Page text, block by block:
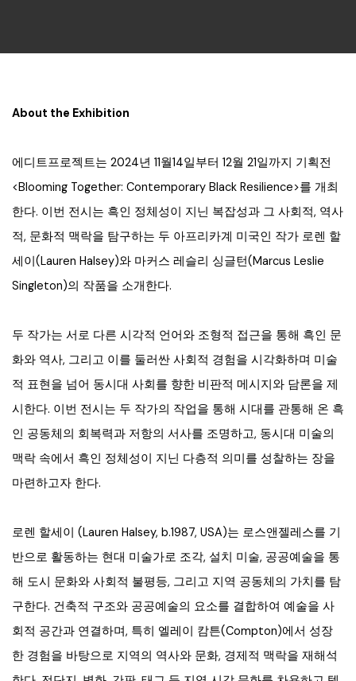
About the Exhibition
에디트프로젝트는 2024년 11월14일부터 12월 21일까지 기획전
<Blooming Together: Contemporary Black Resilience>를 개최
한다. 이번 전시는 흑인 정체성이 지닌 복잡성과 그 사회적, 역사
적, 문화적 맥락을 탐구하는 두 아프리카계 미국인 작가 로렌 할
세이(Lauren Halsey)와 마커스 레슬리 싱글턴(Marcus Leslie
Singleton)의 작품을 소개한다.
두 작가는 서로 다른 시각적 언어와 조형적 접근을 통해 흑인 문
화와 역사, 그리고 이를 둘러싼 사회적 경험을 시각화하며 미술
적 표현을 넘어 동시대 사회를 향한 비판적 메시지와 담론을 제
시한다. 이번 전시는 두 작가의 작업을 통해 시대를 관통해 온 흑
인 공동체의 회복력과 저항의 서사를 조명하고, 동시대 미술의
맥락 속에서 흑인 정체성이 지닌 다층적 의미를 성찰하는 장을
마련하고자 한다.
로렌 할세이 (Lauren Halsey, b.1987, USA)는 로스앤젤레스를 기
반으로 활동하는 현대 미술가로 조각, 설치 미술, 공공예술을 통
해 도시 문화와 사회적 불평등, 그리고 지역 공동체의 가치를 탐
구한다. 건축적 구조와 공공예술의 요소를 결합하여 예술을 사
회적 공간과 연결하며, 특히 엘레이 캄튼(Compton)에서 성장
한 경험을 바탕으로 지역의 역사와 문화, 경제적 맥락을 재해석